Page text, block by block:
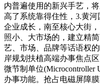
内普遍使用的新兴手艺，
高了系统靠得住性，3.黄
企业成长，南至核心大街
照小、大市场的，建立精
艺、市场、品牌等话语权
岸规划扶植高端办事焦点
微节制单位
办事功能。抢占电磁屏障